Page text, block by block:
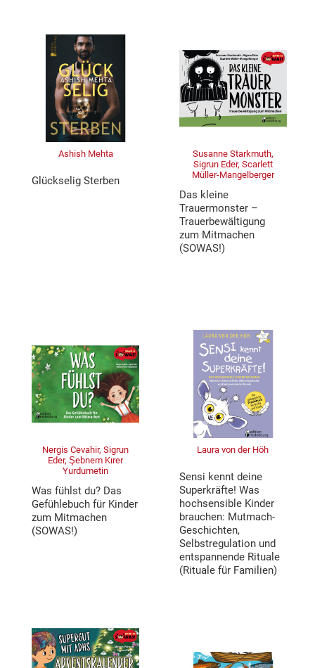
Ashish Mehta
Glückselig Sterben
Susanne Starkmuth,
Sigrun Eder, Scarlett
Müller-Mangelberger
Das kleine
Trauermonster –
Trauerbewältigung
zum Mitmachen
(SOWAS!)
Nergis Cevahir, Sigrun
Eder, Şebnem Kırer
Yurdumetin
Was fühlst du? Das
Gefühlebuch für Kinder
zum Mitmachen
(SOWAS!)
Laura von der Höh
Sensi kennt deine
Superkräfte! Was
hochsensible Kinder
brauchen: Mutmach-
Geschichten,
Selbstregulation und
entspannende Rituale
(Rituale für Familien)